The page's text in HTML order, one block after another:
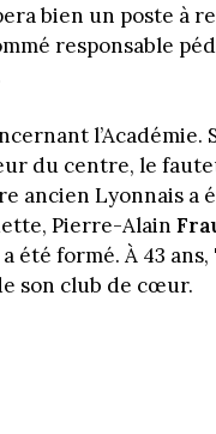
bien un poste à
responsable
l’Académie.
du centre, le
ancien Lyonnais
Pierre-Alain
été formé. À 43
son club de cœur.